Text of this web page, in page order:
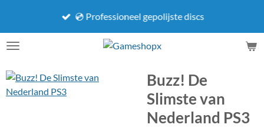
naar
hoofdinhoud
💿 Professioneel gepolijste discs
Buzz! De
Slimste van
Nederland PS3